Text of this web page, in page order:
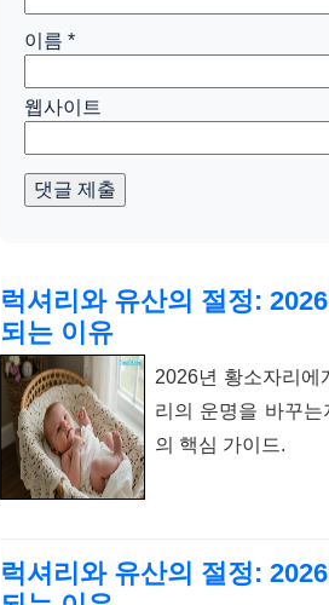
이름 *
웹사이트
댓글 제출
럭셔리와 유산의 절정:
되는 이유
2026년 황소자리
리의 운명을 바꾸는
의 핵심 가이드.
럭셔리와 유산의 절정: